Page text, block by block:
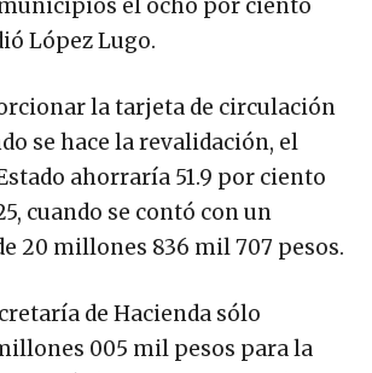
el ocho por ciento
López Lugo.
la tarjeta de circulación
se hace la revalidación, el
ahorraría 51.9 por ciento
cuando se contó con un
20 millones 836 mil 707 pesos.
de Hacienda sólo
005 mil pesos para la